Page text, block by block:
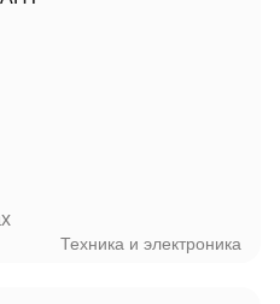
Техника и электроника